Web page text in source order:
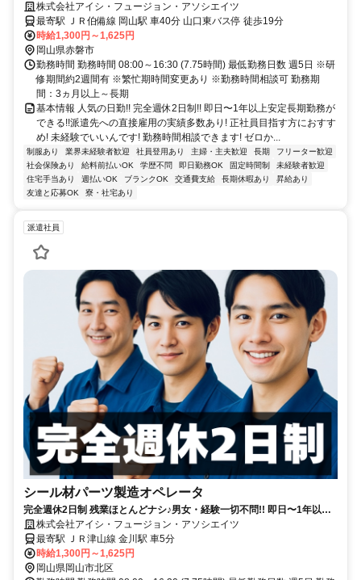
遣先への直接雇用の実績多数あり!
株式会社アイシ・フュージョン・アソシエイツ
最寄駅 ＪＲ伯備線 岡山駅 車40分 山口東バス停 徒歩19分
時給1,300円～1,625円
岡山県赤磐市
勤務時間 勤務時間 08:00～16:30 (7.75時間) 最低勤務日数 週5日 ※研
修期間約2週間有 ※繁忙期時間変更あり ※勤務時間相談可 勤務期
間：3ヵ月以上～長期
基本情報 人気の日勤!! 完全週休2日制!! 即日〜1年以上安定長期勤務が
できる!!派遣先への直接雇用の実績多数あり! 正社員目指す方におすす
め! 未経験でいいんです! 勤務時間相談できます! ゼロか...
制服あり 業界未経験者歓迎 社員登用あり 主婦・主夫歓迎 長期
フリーター歓迎
社会保険あり
給料前払いOK 学歴不問 即日勤務OK 固定時間制
未経験者歓迎
住宅手当あり
週払いOK ブランクOK 交通費支給 長期休暇あり
昇給あり
友達と応募OK
寮・社宅あり
派遣社員
シール材パーツ製造オペレータ
完全週休2日制 残業ほとんどナシ♪男女・経験一切不問!! 即日〜1年以上
安定長期勤務ができる!! 派遣先への直接雇用の実績多数あり!
株式会社アイシ・フュージョン・アソシエイツ
最寄駅 ＪＲ津山線 金川駅 車5分
時給1,300円～1,625円
岡山県岡山市北区